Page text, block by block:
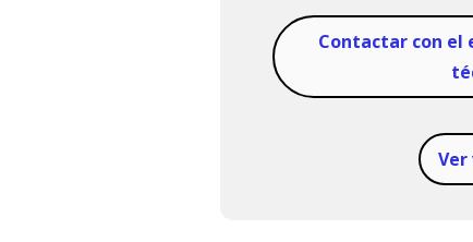
Contactar con el
Ver